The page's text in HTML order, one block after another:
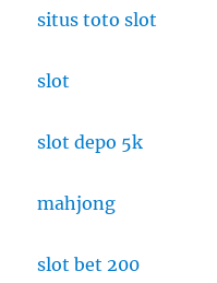
situs toto slot
slot
slot depo 5k
mahjong
slot bet 200